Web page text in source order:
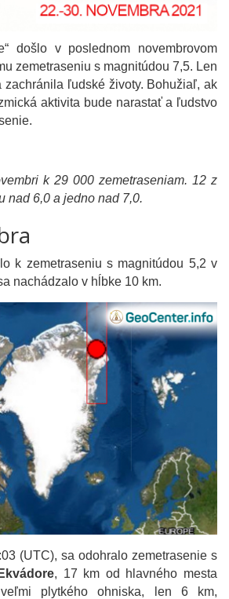
došlo v poslednom novembrovom
zemetraseniu s magnitúdou 7,5. Len
zachránila ľudské životy. Bohužiaľ, ak
aktivita bude narastať a ľudstvo
k 29 000 zemetraseniam. 12 z
nad 6,0 a jedno nad 7,0.
k zemetraseniu s magnitúdou 5,2 v
nachádzalo v hĺbke 10 km.
(UTC), sa odohralo zemetrasenie s
Ekvádore, 17 km od hlavného mesta
plytkého ohniska, len 6 km,